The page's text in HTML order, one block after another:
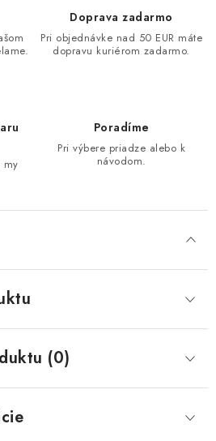
Doprava zadarmo
Pri objednávke nad 50 EUR máte
dopravu kuriérom zadarmo.
my
Poradíme
Pri výbere priadze alebo k
návodom.
(0)